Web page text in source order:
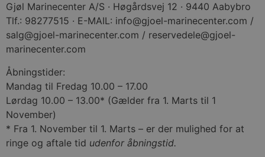
Gjøl Marinecenter A/S · Høgårdsvej 12 · 9440 Aabybro
Tlf.: 98277515 · E-MAIL: info@gjoel-marinecenter.com /
salg@gjoel-marinecenter.com / reservedele@gjoel-
marinecenter.com
Åbningstider:
Mandag til Fredag 10.00 – 17.00
Lørdag 10.00 – 13.00* (Gælder fra 1. Marts til 1
November)
* Fra 1. November til 1. Marts – er der mulighed for at
ringe og aftale tid udenfor åbningstid.
VISITOR_PRIVACY_METADATA